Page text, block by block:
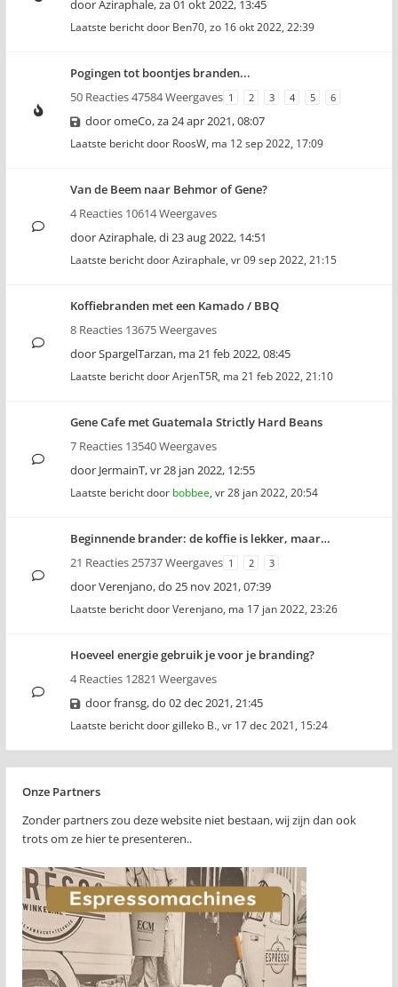
doorAziraphale,za 01 okt 2022, 13:45
Laatste bericht door Ben70, zo 16 okt 2022, 22:39
Pogingen tot boontjes branden...
50 Reacties 47584 Weergaves 1 2 3 4 5 6
dooromeCo,za 24 apr 2021, 08:07
Laatste bericht door RoosW, ma 12 sep 2022, 17:09
Van de Beem naar Behmor of Gene?
4 Reacties 10614 Weergaves
doorAziraphale,di 23 aug 2022, 14:51
Laatste bericht doorAziraphale, vr 09 sep 2022, 21:15
Koffiebranden met een Kamado / BBQ
8 Reacties 13675 Weergaves
doorSpargelTarzan, ma 21 feb 2022, 08:45
Laatste bericht doorArjenT5R, ma 21 feb 2022, 21:10
Gene Cafe met Guatemala Strictly Hard Beans
7 Reacties 13540 Weergaves
door JermainT,vr 28 jan 2022, 12:55
Laatste bericht door bobbee, vr 28 jan 2022, 20:54
Beginnende brander: de koffie is lekker, maar…
21 Reacties 25737 Weergaves 1 2 3
doorVerenjano,do 25 nov 2021, 07:39
Laatste bericht doorVerenjano, ma 17 jan 2022, 23:26
Hoeveel energie gebruik je voor je branding?
4 Reacties 12821 Weergaves
doorfransg,do 02 dec 2021, 21:45
Laatste bericht doorgilleko B., vr 17 dec 2021, 15:24
Onze Partners
Zonder partners zou deze website niet bestaan, wij zijn dan ook
trots om ze hier te presenteren..